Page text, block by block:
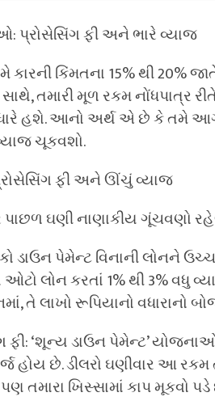
પ્રોસેસિંગ ફી અને ભારે વ્યાજ
કારની કિંમતના 15% થી 20%
તમારી મૂળ રકમ નોંધપાત્ર
હશે. આનો અર્થ એ છે કે તમે
ચૂકવશો.
ફી અને ઊંચું વ્યાજ
ઘણી નાણાકીય ગૂંચવણો
ડાઉન પેમેન્ટ વિનાની લોનને
લોન કરતાં 1% થી 3% વધુ
તે લાખો રૂપિયાનો વધારાનો
‘શૂન્ય ડાઉન પેમેન્ટ’
હોય ​​છે. ડીલરો ઘણીવાર આ રકમ
તમારા ખિસ્સામાં કાપ મૂકવો